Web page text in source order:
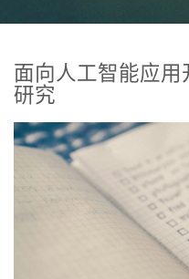
面向人工智能应
研究